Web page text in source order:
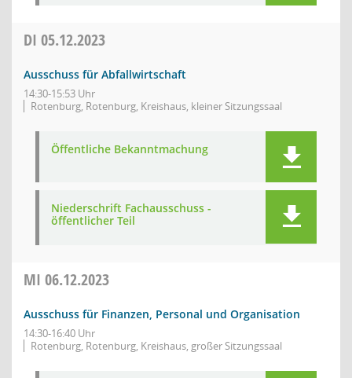
DI 05.12.2023
Ausschuss für Abfallwirtschaft
14:30-15:53 Uhr
Rotenburg, Rotenburg, Kreishaus, kleiner Sitzungssaal
Öffentliche Bekanntmachung
Niederschrift Fachausschuss -
öffentlicher Teil
MI 06.12.2023
Ausschuss für Finanzen, Personal und Organisation
14:30-16:40 Uhr
Rotenburg, Rotenburg, Kreishaus, großer Sitzungssaal